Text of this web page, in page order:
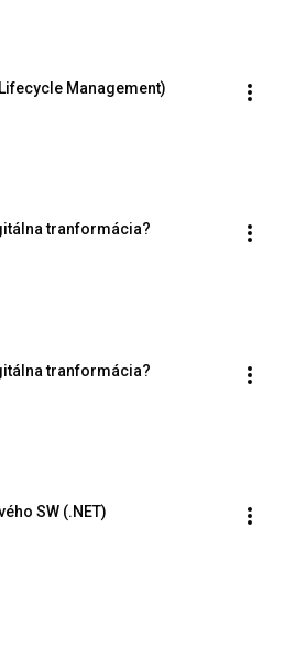
Management)
tranformácia?
tranformácia?
SW (.NET)